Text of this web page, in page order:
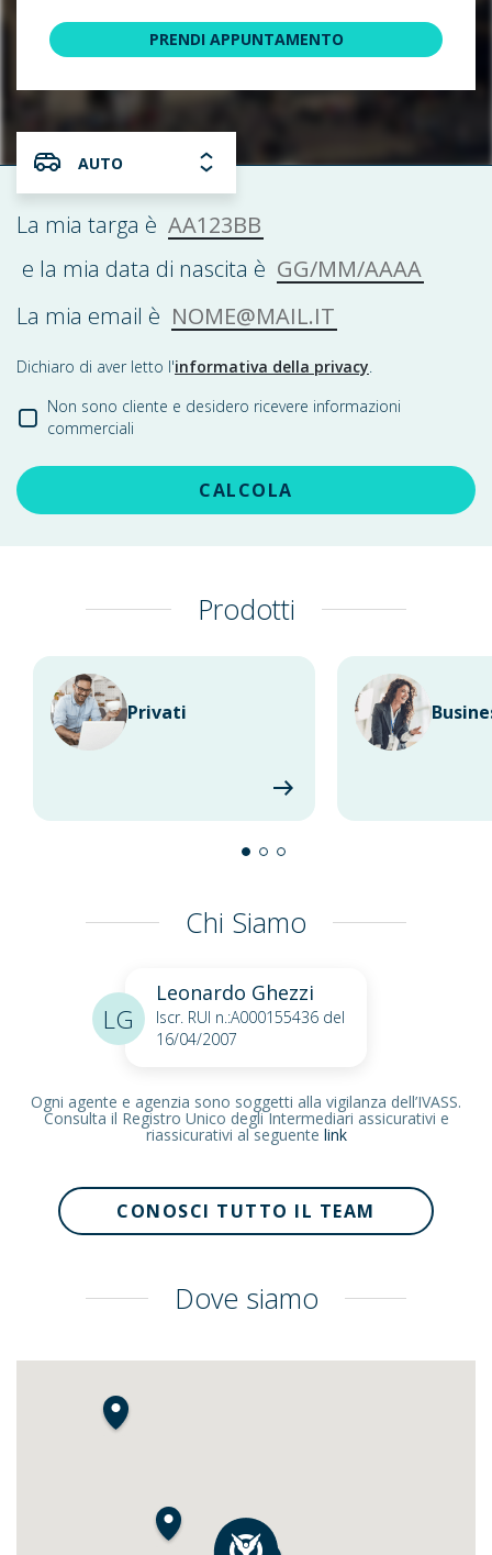
PRENDI APPUNTAMENTO
AUTO
La mia targa è AA123BB
e la mia data di nascita è GG/MM/AAAA
La mia email è NOME@MAIL.IT
Dichiaro di aver letto l'informativa della privacy.
Non sono cliente e desidero ricevere informazioni
commerciali
CALCOLA
Prodotti
Privati
Chi Siamo
Leonardo Ghezzi
Iscr. RUI n.:A000155436 del
16/04/2007
LG
Ogni agente e agenzia sono soggetti alla vigilanza dell’IVASS.
Consulta il Registro Unico degli Intermediari assicurativi e
riassicurativi al seguente link
CONOSCI TUTTO IL TEAM
Dove siamo